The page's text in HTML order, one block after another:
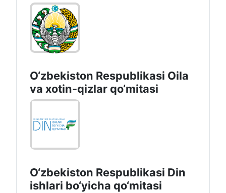
O‘zbekiston Respublikasi Oila
va xotin-qizlar qo‘mitasi
O‘zbekiston Respublikаsi Din
ishlаri bo‘yichа qo‘mitаsi